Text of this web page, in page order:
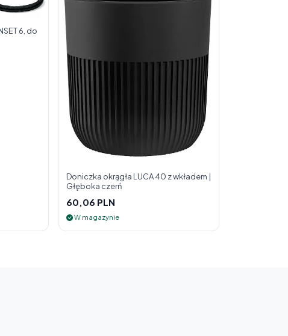
6, do
Doniczka okrągła LUCA 40 z wkładem |
Głęboka czerń
60,06 PLN
W magazynie